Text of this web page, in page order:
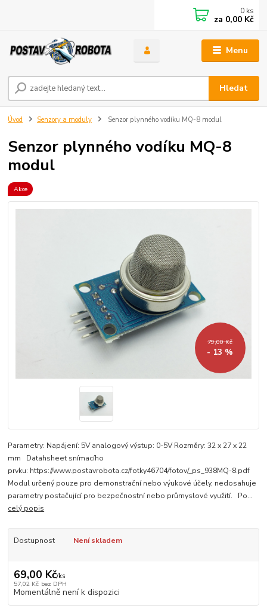
Menu
Hledat
0 ks
za 0,00 Kč
Úvod Senzory a moduly Senzor plynného vodíku MQ-8 modul
Senzor plynného vodíku MQ-8
modul
Akce
79,00 Kč
- 13 %
Parametry: Napájení: 5V analogový výstup: 0-5V Rozměry: 32 x 27 x 22
mm Datahsheet snímacího
prvku: https://www.postavrobota.cz/fotky46704/fotov/_ps_938MQ-8.pdf
Modul určený pouze pro demonstrační nebo výukové účely, nedosahuje
parametry postačující pro bezpečnostní nebo průmyslové využití. Po...
celý popis
Dostupnost Není skladem
69,00 Kč/ks
57,02 Kč bez DPH
Momentálně není k dispozici